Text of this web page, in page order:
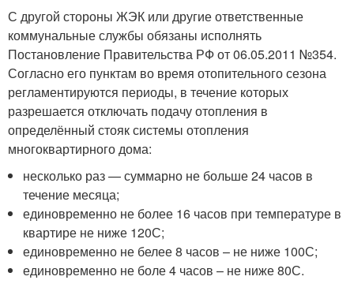
С другой стороны ЖЭК или другие ответственные
коммунальные службы обязаны исполнять
Постановление Правительства РФ от 06.05.2011 №354.
Согласно его пунктам во время отопительного сезона
регламентируются периоды, в течение которых
разрешается отключать подачу отопления в
определённый стояк системы отопления
многоквартирного дома:
несколько раз — суммарно не больше 24 часов в
течение месяца;
единовременно не более 16 часов при температуре в
квартире не ниже 120С;
единовременно не белее 8 часов – не ниже 100С;
единовременно не боле 4 часов – не ниже 80С.